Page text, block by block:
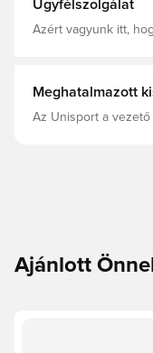
Ügyfélszolgálat
Azért vagyunk itt,
Meghatalmazott
Az Unisport a
Ajánlott